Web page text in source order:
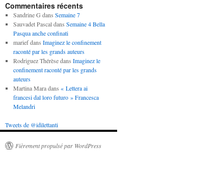
Commentaires récents
Sandrine G dans Semaine 7
Sauvadet Pascaldans Semaine 4 Bella
Pasqua anche confinati
mariefdans Imaginez le confinement
raconté par les grands auteurs
Rodriguez Thérèsedans Imaginez le
confinement raconté par les grands
auteurs
Martina Maradans « Lettera ai
francesi dal loro futuro » Francesca
Melandri
Tweets de @idilettanti
Fièrement propulsé par WordPress